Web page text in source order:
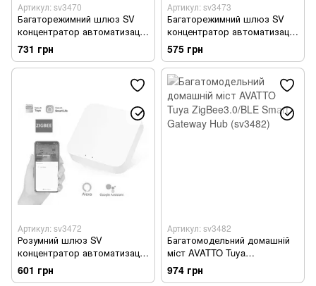
Артикул: sv3470
Багаторежимний шлюз SV
концентратор автоматизації
розумного будинку (Bluetooth,
wifi, Tuya, Smart Life, ZigBee)
(sv3470)
731 грн
Артикул: sv3473
Багаторежимний шлюз SV
концентратор автоматизації
розумного будинку (Bluetooth,
wifi, Tuya, Smart Life, ZigBee)
(sv3473)
575 грн
Артикул: sv3472
Розумний шлюз SV
концентратор автоматизації
розумного будинку Tuya,
Smart Life, ZigBee (sv3472)
601 грн
Артикул: sv3482
Багатомодельний домашній
міст AVATTO Tuya
ZigBee3.0/BLE Smart Gateway
Hub (sv3482)
974 грн